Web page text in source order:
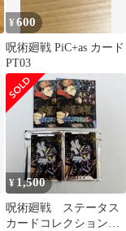
¥600
呪術廻戦 PiC+as カード
PT03
¥ 1,500
呪術廻戦 ステータス
カードコレクション